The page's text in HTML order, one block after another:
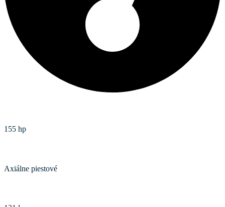
155 hp
Axiálne piestové